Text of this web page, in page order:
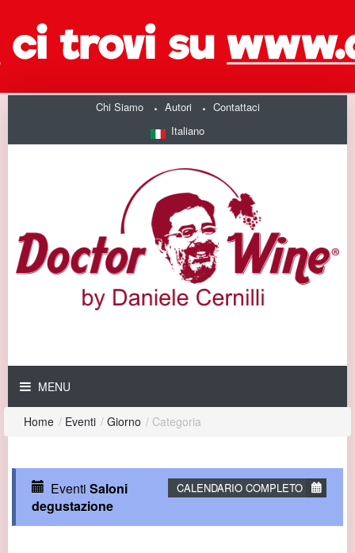
Chi Siamo Autori
Contattaci
Italiano
MENU
Home / Eventi / Giorno / Categoria
CALENDARIO COMPLETO
Eventi Saloni
degustazione